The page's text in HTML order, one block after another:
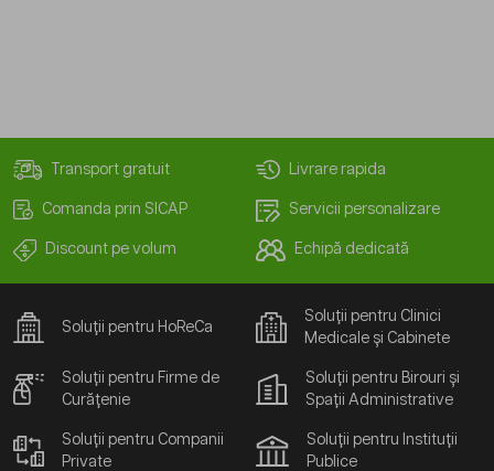
Transport gratuit Livrare rapida
Comanda prin SICAP Servicii personalizare
Discount pe volum Echipă dedicată
Soluții pentru HoReCa
Soluții pentru Clinici
Medicale și Cabinete
Soluții pentru Firme de
Curățenie
Soluții pentru Birouri și
Spații Administrative
Soluții pentru Companii
Private
Soluții pentru Instituții
Publice